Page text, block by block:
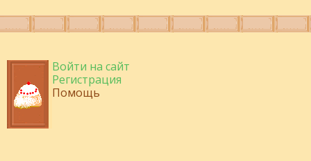
Войти на сайт
Регистрация
Помощь